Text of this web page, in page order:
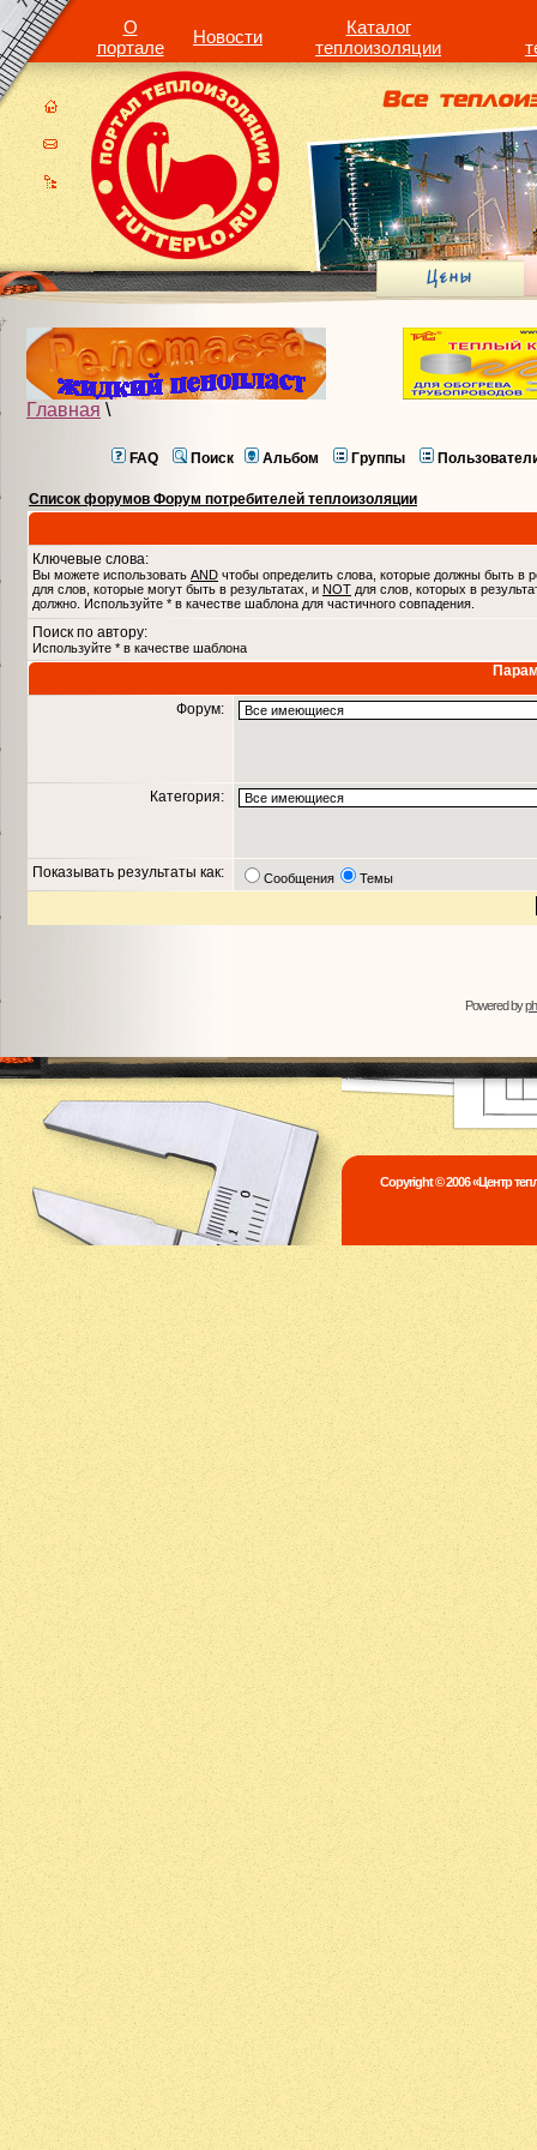
О
портале
Новости
Каталог
теплоизоляции
Главная \
FAQ Поиск Альбом Группы
Список форумов Форум потребителей теплоизоляции
Ключевые слова:
Вы можете использовать AND чтобы определить слова, которые должны быть в
для слов, которые могут быть в результатах, и NOT для слов, которых в
должно. Используйте * в качестве шаблона для частичного совпадения.
Поиск по автору:
Используйте * в качестве шаблона
Форум:
Категория:
Показывать результаты как: Сообщения Темы
Powered by
Copyright © 2006 «Центр